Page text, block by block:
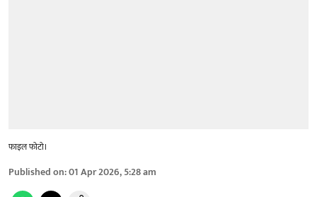
फाइल फोटो।
Published on:01 Apr 2026, 5:28 am